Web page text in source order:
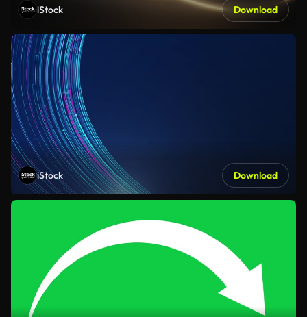
iStock Download
iStock Download